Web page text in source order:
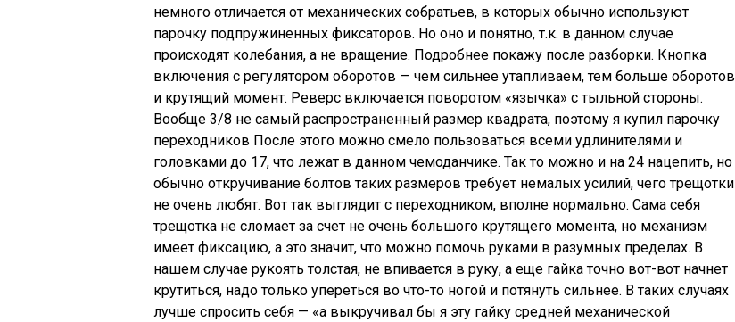
немного отличается от механических собратьев, в которых обычно используют
парочку подпружиненных фиксаторов. Но оно и понятно, т.к. в данном случае
происходят колебания, а не вращение. Подробнее покажу после разборки. Кнопка
включения с регулятором оборотов — чем сильнее утапливаем, тем больше оборотов
и крутящий момент. Реверс включается поворотом «язычка» с тыльной стороны.
Вообще 3/8 не самый распространенный размер квадрата, поэтому я купил парочку
переходников После этого можно смело пользоваться всеми удлинителями и
головками до 17, что лежат в данном чемоданчике. Так то можно и на 24 нацепить, но
обычно откручивание болтов таких размеров требует немалых усилий, чего трещотки
не очень любят. Вот так выглядит с переходником, вполне нормально. Сама себя
трещотка не сломает за счет не очень большого крутящего момента, но механизм
имеет фиксацию, а это значит, что можно помочь руками в разумных пределах. В
нашем случае рукоять толстая, не впивается в руку, а еще гайка точно вот-вот начнет
крутиться, надо только упереться во что-то ногой и потянуть сильнее. В таких случаях
лучше спросить себя — «а выкручивал бы я эту гайку средней механической